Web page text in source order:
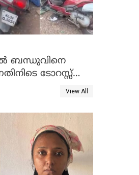
ബന്ധുവിനെ
ടോറസ്സ്
: യുവതിക്ക്View All